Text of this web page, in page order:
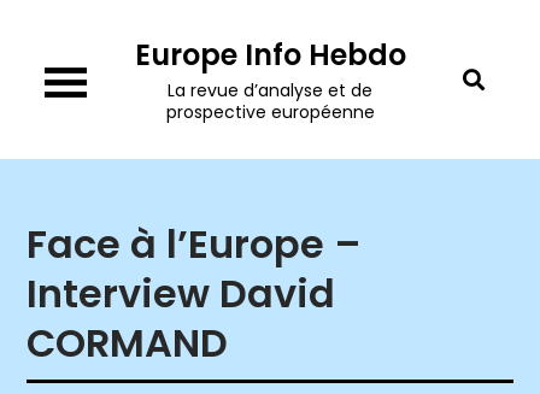
content
Europe Info Hebdo
La revue d’analyse et de
prospective européenne
Face à l’Europe –
Interview David
CORMAND